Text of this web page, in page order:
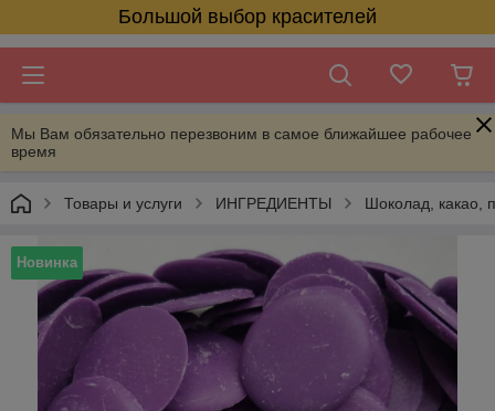
Большой выбор красителей
Мы Вам обязательно перезвоним в самое ближайшее рабочее
время
Товары и услуги ИНГРЕДИЕНТЫ Шоколад, какао,
Новинка